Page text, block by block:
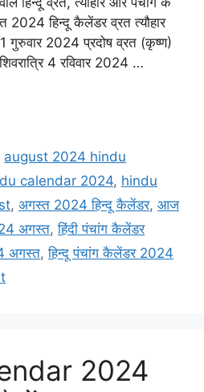
t
t
r
e
2024 हिन्दू कैलेंडर व्रत त्यौहार
गुरुवार 2024 प्रदोष व्रत (कृष्ण)
4 रविवार 2024 …
august 2024 hindu
calendar 2024, hindu
, अगस्त 2024 हिन्दू कैलेंडर, आज
अगस्त,हिंदी पंचांग कैलेंडर
अगस्त,हिन्दू पंचांग कैलेंडर 2024
2024